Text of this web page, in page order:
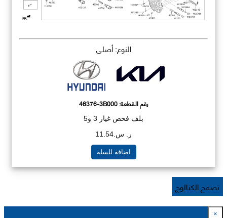
النوع: أصلي
رقم القطعة:46376-3B000
بلف فحص غيار 3 و5
ر. س.11.54
اضافة للسلة
تصفح الكتالوج
×